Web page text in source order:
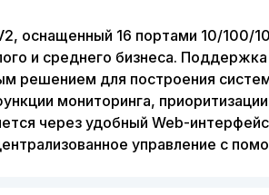
оснащенный 16 портами 10/
и среднего бизнеса.
решением для построения
мониторинга,
через удобный Web-
управление с